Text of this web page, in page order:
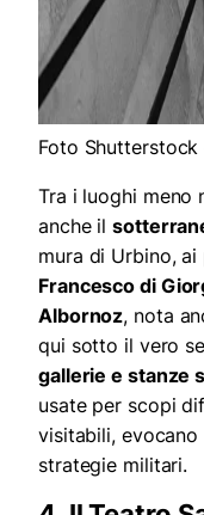
Foto Shutterstock
Tra i luoghi meno
anche il
mura di Urbino, ai
Francesco di
Albornoz, nota
qui sotto il vero
gallerie e stanze
usate per scopi
visitabili,
strategie militari.